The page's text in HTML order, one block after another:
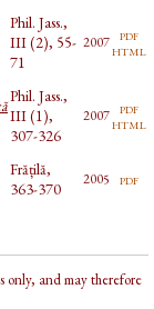
Phil. Jass.,
III (2), 55-
71
2007 pdf
html
Phil. Jass.,
III (1),
307-326
2007 pdf
html
Frățilă,
363-370
2005 pdf
only, and may therefore